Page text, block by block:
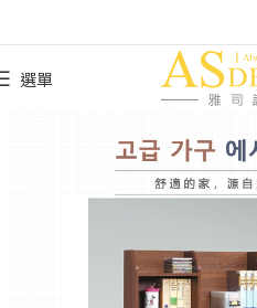
選單